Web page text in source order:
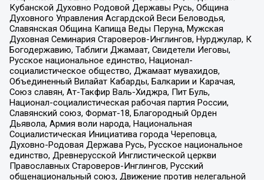
Кубанской Духовно Родовой Державы Русь, Община
Духовного Управления Асгардской Веси Беловодья,
Славянская Община Капища Веды Перуна, Мужская
Духовная Семинария Староверов-Инглингов, Нурджулар, К
Богодержавию, Таблиги Джамаат, Свидетели Иеговы,
Русское национальное единство, Национал-
социалистическое общество, Джамаат мувахидов,
Объединенный Вилайат Кабарды, Балкарии и Карачая,
Союз славян, Ат-Такфир Валь-Хиджра, Пит Буль,
Национал-социалистическая рабочая партия России,
Славянский союз, Формат-18, Благородный Орден
Дьявола, Армия воли народа, Национальная
Социалистическая Инициатива города Череповца,
Духовно-Родовая Держава Русь, Русское национальное
единство, Древнерусской Инглистической церкви
Православных Староверов-Инглингов, Русский
общенациональный союз, Движение против нелегальной